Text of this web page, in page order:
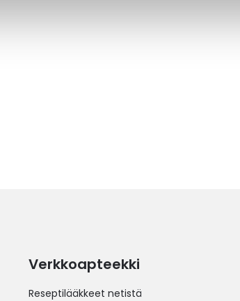
Verkkoapteekki
Reseptilääkkeet netistä